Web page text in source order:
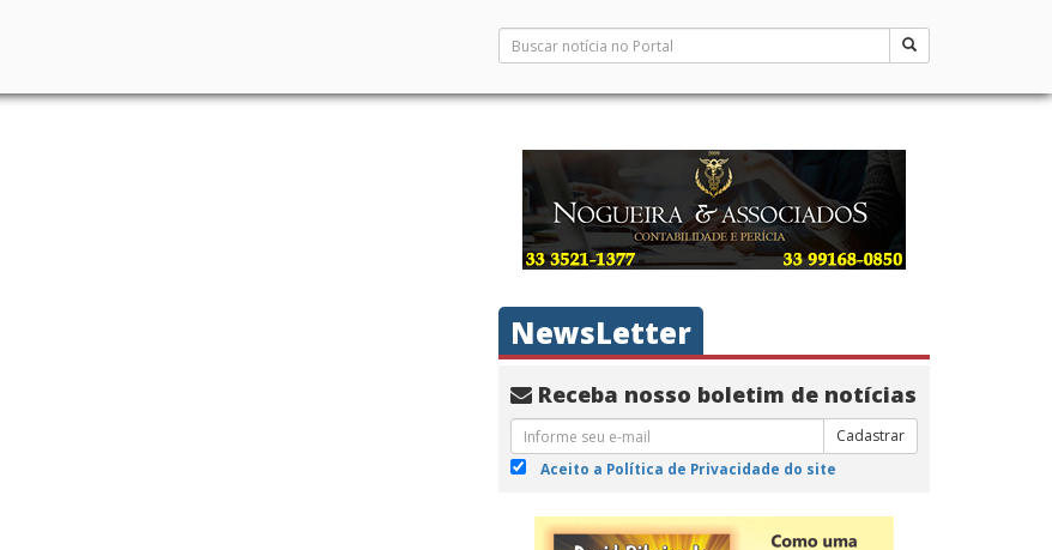
NewsLetter
Receba nosso boletim de notícias
Cadastrar
Aceito a Política de Privacidade do site